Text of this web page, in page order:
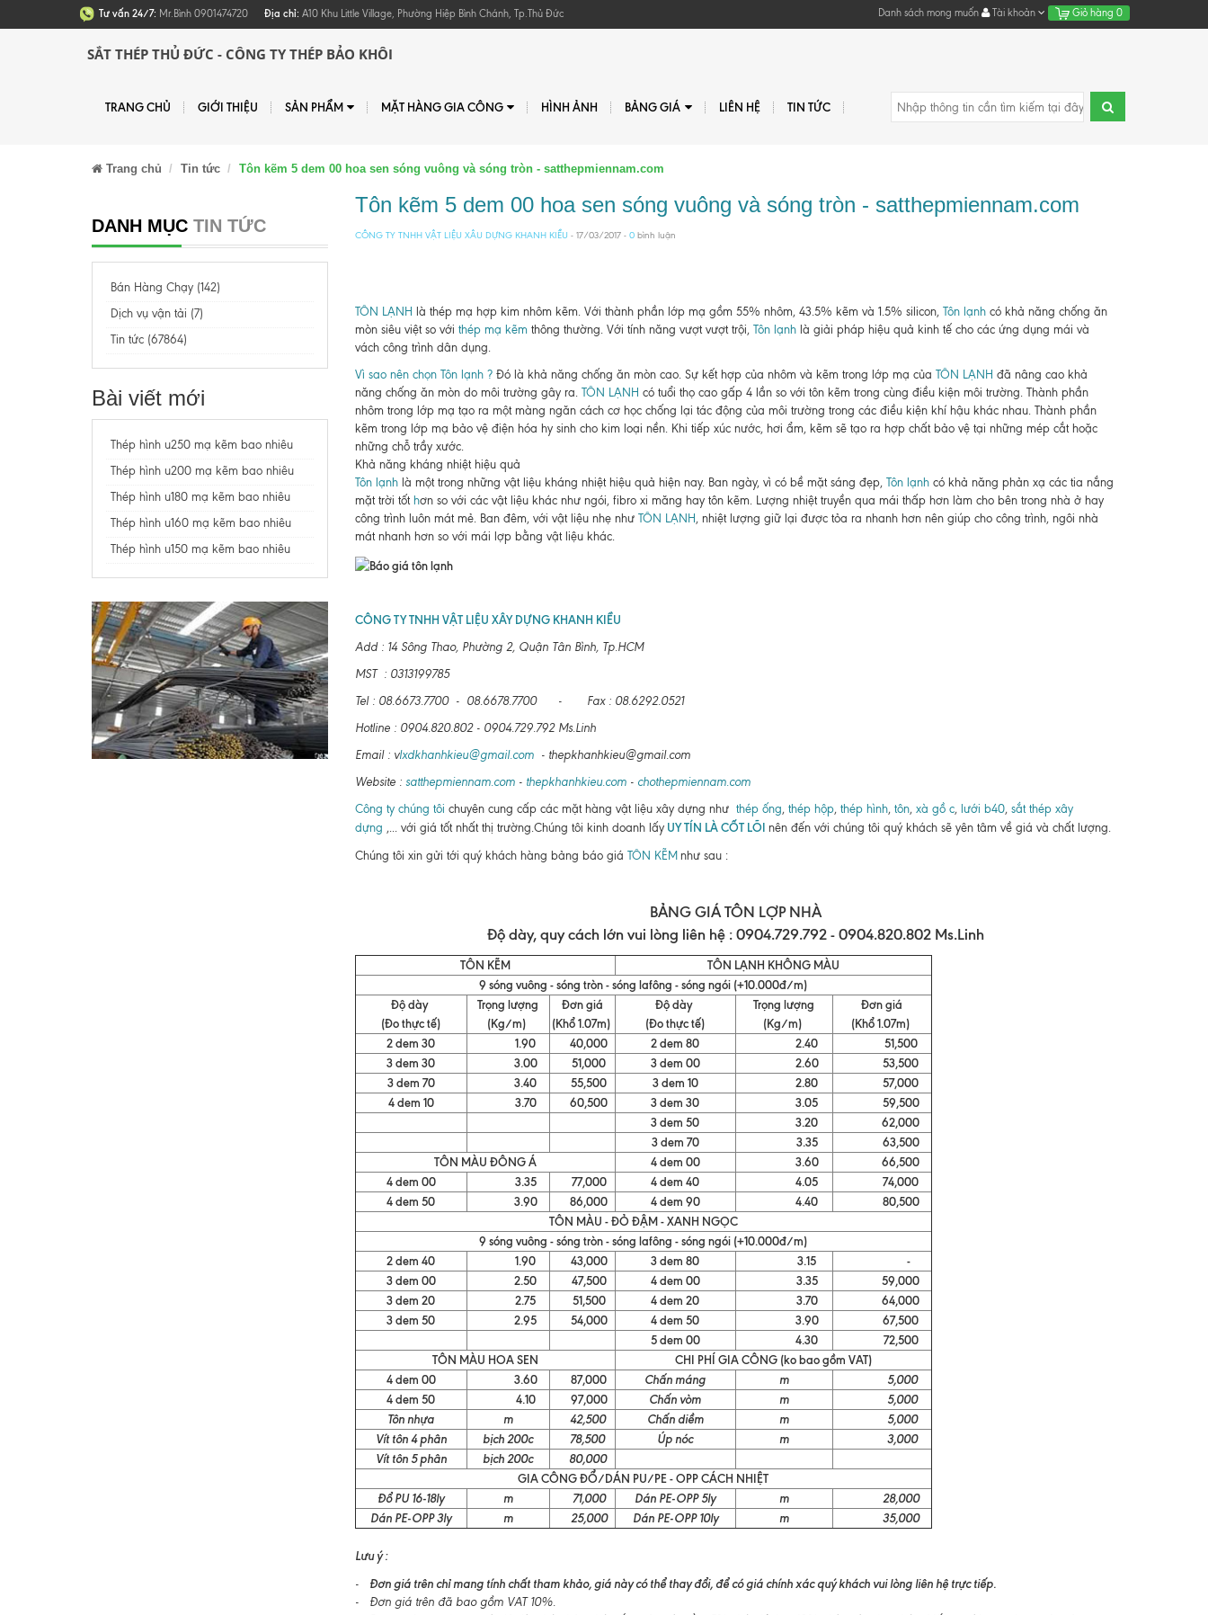
Tư vấn 24/7: Mr.Bình 0901474720 Địa chỉ: A10 Khu Little Village, Phường Hiệp Bình Chánh, Tp.Thủ Đức Danh sách mong muốn Tài khoản Giỏ hàng 0
SẮT THÉP THỦ ĐỨC - CÔNG TY THÉP BẢO KHÔI
TRANG CHỦ GIỚI THIỆU SẢN PHẨM MẶT HÀNG GIA CÔNG HÌNH ẢNH BẢNG GIÁ LIÊN HỆ TIN TỨC
Trang chủ Tin tức Tôn kẽm 5 dem 00 hoa sen sóng vuông và sóng tròn - satthepmiennam.com
DANH MỤC TIN TỨC
Bán Hàng Chạy (142)
Dịch vụ vận tải (7)
Tin tức (67864)
Bài viết mới
Thép hình u250 mạ kẽm bao nhiêu
Thép hình u200 mạ kẽm bao nhiêu
Thép hình u180 mạ kẽm bao nhiêu
Thép hình u160 mạ kẽm bao nhiêu
Thép hình u150 mạ kẽm bao nhiêu
Tôn kẽm 5 dem 00 hoa sen sóng vuông và sóng tròn - satthepmiennam.com
CÔNG TY TNHH VẬT LIỆU XÂU DỰNG KHANH KIỀU - 17/03/2017 - 0bình luận
TÔN LẠNH là thép mạ hợp kim nhôm kẽm. Với thành phần lớp mạ gồm 55% nhôm, 43.5% kẽm và 1.5% silicon, Tôn lạnhcó khả năng chống ăn
mòn siêu việt so với thép mạ kẽmthông thường. Với tính năng vượt vượt trội, Tôn lạnhlà giải pháp hiệu quả kinh tế cho các ứng dụng mái và
vách công trình dân dụng.
Vì sao nên chọn Tôn lạnh ?Đó là khả năng chống ăn mòn cao. Sự kết hợp của nhôm và kẽm trong lớp mạ của TÔN LẠNH đã nâng cao khả
năng chống ăn mòn do môi trường gây ra. TÔN LẠNH có tuổi thọ cao gấp 4 lần so với tôn kẽm trong cùng điều kiện môi trường. Thành phần
nhôm trong lớp mạ tạo ra một màng ngăn cách cơ học chống lại tác động của môi trường trong các điều kiện khí hậu khác nhau. Thành phần
kẽm trong lớp mạ bảo vệ điện hóa hy sinh cho kim loại nền. Khi tiếp xúc nước, hơi ẩm, kẽm sẽ tạo ra hợp chất bảo vệ tại những mép cắt hoặc
những chỗ trầy xước.
Khả năng kháng nhiệt hiệu quả
Tôn lạnhlà một trong những vật liệu kháng nhiệt hiệu quả hiện nay. Ban ngày, vì có bề mặt sáng đẹp, Tôn lạnhcó khả năng phản xạ các tia nắng
mặt trời tốt hơn so với các vật liệu khác như ngói, fibro xi măng hay tôn kẽm. Lượng nhiệt truyền qua mái thấp hơn làm cho bên trong nhà ở hay
công trình luôn mát mẻ. Ban đêm, với vật liệu nhẹ như TÔN LẠNH , nhiệt lượng giữ lại được tỏa ra nhanh hơn nên giúp cho công trình, ngôi nhà
mát nhanh hơn so với mái lợp bằng vật liệu khác.
CÔNG TY TNHH VẬT LIỆU XÂY DỰNG KHANH KIỀU
Add : 14 Sông Thao, Phường 2, Quận Tân Bình, Tp.HCM
MST : 0313199785
Tel : 08.6673.7700 - 08.6678.7700 - Fax : 08.6292.0521
Hotline : 0904.820.802 - 0904.729.792 Ms.Linh
Email : vlxdkhanhkieu@gmail.com- thepkhanhkieu@gmail.com
Website : satthepmiennam.com- thepkhanhkieu.com- chothepmiennam.com
Công ty chúng tôi chuyên cung cấp các mặt hàng vật liệu xây dựng như thép ống, thép hộp, thép hình, tôn, xà gồ c, lưới b40, sắt thép xây
dựng ,... với giá tốt nhất thị trường.Chúng tôi kinh doanh lấy UY TÍN LÀ CỐT LÕI nên đến với chúng tôi quý khách sẽ yên tâm về giá và chất lượng.
Chúng tôi xin gửi tới quý khách hàng bảng báo giá TÔN KẼM như sau :
BẢNG GIÁ TÔN LỢP NHÀ
Độ dày, quy cách lớn vui lòng liên hệ : 0904.729.792 - 0904.820.802 Ms.Linh
TÔN KẼM
TÔN LẠNH KHÔNG MÀU
9 sóng vuông - sóng tròn - sóng lafông - sóng ngói (+10.000đ/m)
Độ dày
(Đo thực tế)
Trọng lượng
(Kg/m)
Đơn giá
(Khổ 1.07m)
Độ dày
(Đo thực tế)
Trọng lượng
(Kg/m)
Đơn giá
(Khổ 1.07m)
2 dem 30
1.90 40,000 2 dem 80 2.40
51,500
3 dem 30
3.00 51,000 3 dem 00 2.60
53,500
3 dem 70
3.40 55,500 3 dem 10 2.80
57,000
4 dem 10
3.70 60,500 3 dem 30 3.05
59,500
3 dem 50
3.20
62,000
3 dem 70
3.35
63,500
TÔN MÀU ĐÔNG Á
4 dem 00 3.60
66,500
4 dem 00
3.35 77,000 4 dem 40 4.05
74,000
4 dem 50
3.90 86,000 4 dem 90 4.40
80,500
TÔN MÀU - ĐỎ ĐẬM - XANH NGỌC
9 sóng vuông - sóng tròn - sóng lafông - sóng ngói (+10.000đ/m)
2 dem 40
1.90 43,000 3 dem 80 3.15
-
3 dem 00
2.50 47,500 4 dem 00 3.35
59,000
3 dem 20
2.75 51,500 4 dem 20 3.70
64,000
3 dem 50
2.95 54,000 4 dem 50 3.90
67,500
5 dem 00
4.30
72,500
TÔN MÀU HOA SEN
CHI PHÍ GIA CÔNG (ko bao gồm VAT)
4 dem 00
3.60 87,000 Chấn máng m
5,000
4 dem 50
4.10 97,000 Chấn vòm m
5,000
Tôn nhựa
m 42,500 Chấn diềm m
5,000
Vít tôn 4 phân
bịch 200c 78,500 Úp nóc m
3,000
Vít tôn 5 phân
bịch 200c
80,000
GIA CÔNG ĐỔ/DÁN PU/PE - OPP CÁCH NHIỆT
Đổ PU 16-18ly
m 71,000 Dán PE-OPP 5ly m
28,000
Dán PE-OPP 3ly
m 25,000 Dán PE-OPP 10ly m 35,000
Lưu ý :
- Đơn giá trên chỉ mang tính chất tham khảo, giá này có thể thay đổi, để có giá chính xác quý khách vui lòng liên hệ trực tiếp.
- Đơn giá trên đã bao gồm VAT 10%.